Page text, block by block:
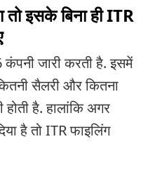
तो इसके बिना ही ITR
कंपनी जारी करती है. इसमें
सैलरी और कितना
है. हालांकि अगर
है तो ITR फाइलिंग